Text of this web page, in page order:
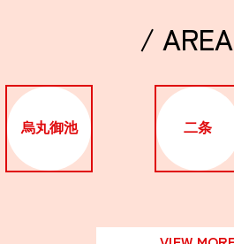
/
烏丸御池 二条